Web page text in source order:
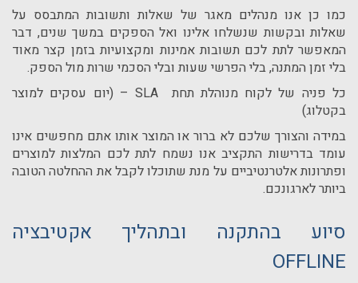
כמו כן אנו מנהלים מאגר של שאלות ותשובות המתבסס על
שאלות ובקשות שנשלחו אלינו ואל הספקים במשך שנים, דבר
המאפשר לתת לכם תשובות אמינות ומקצועיות בזמן קצר מאוד
בלי זמן המתנה, בלי הפרשי שעות ובלי הסכמי שרות מול הספק.
כל פניה של לקוח מנוהלת תחת SLA – (יום עסקים למוצר
בקטלוג)
במידה והצורך שלכם לא ברור או המוצר אותו אתם מחפשים אינו
עומד בדרישות התקציב אנו נשמח לתת לכם המלצות למוצרים
ופתרונות אלטרנטיביים על מנת שתוכלו לקבל את ההחלטה הטובה
ביותר לארגונכם.
סיוע בהתקנה ובתהליך אקטיבציה
OFFLINE